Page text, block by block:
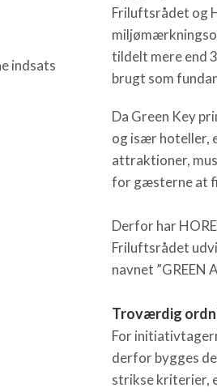
indsats
Friluftsrådet og
tildelt mere end
brugt som
Da Green Key
og især hoteller,
attraktioner,
for gæsterne at
Derfor har
Friluftsrådet
navnet ”GREEN
Troværdig
For
derfor bygges
strikse kriterier,